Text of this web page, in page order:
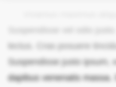
lectus. Cras posuere
Suspendisse justo ipsum,
dapibus venenatis massa.